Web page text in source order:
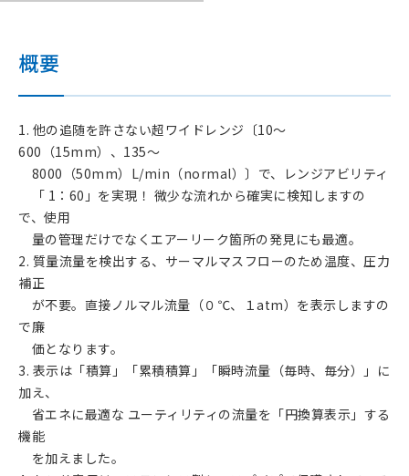
概要
1. 他の追随を許さない超ワイドレンジ〔10～
600（15mm）、135～
8000（50mm）L/min（normal）〕で、レンジアビリティ
「 1：60」を実現！ 微少な流れから確実に検知しますの
で、使用
量の管理だけでなくエアーリーク箇所の発見にも最適。
2. 質量流量を検出する、サーマルマスフローのため温度、圧力
補正
が不要。直接ノルマル流量（０℃、１atm）を表示しますの
で廉
価となります。
3. 表示は「積算」「累積積算」「瞬時流量（毎時、毎分）」に
加え、
省エネに最適な ユーティリティの流量を「円換算表示」する
機能
を加えました。